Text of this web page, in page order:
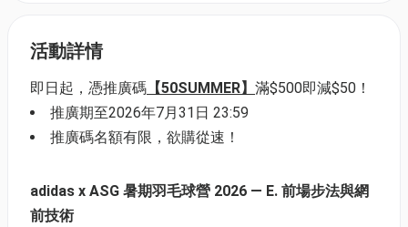
活動詳情
即日起，憑推廣碼 【50SUMMER】 滿$500即減$50！
推廣期至2026年7月31日 23:59
推廣碼名額有限，欲購從速！
adidas x ASG 暑期羽毛球營 2026 — E. 前場步法與網
前技術